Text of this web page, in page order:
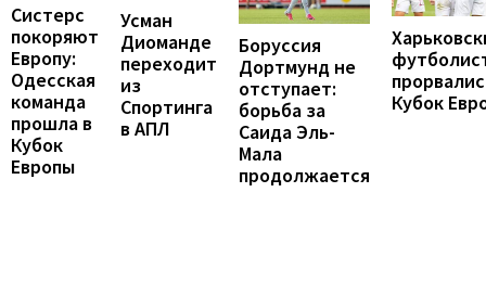
Систерс
покоряют
Европу:
Одесская
команда
прошла в
Кубок
Европы
Усман
Диоманде
переходит
из
Спортинга
в АПЛ
Боруссия
Дортмунд не
отступает:
борьба за
Саида Эль-
Мала
продолжается
Кубок